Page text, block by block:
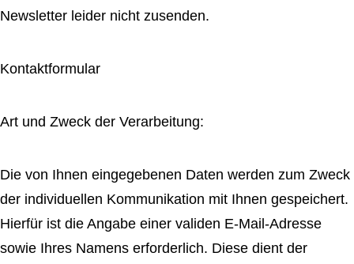
Newsletter leider nicht zusenden.
Kontaktformular
Art und Zweck der Verarbeitung:
Die von Ihnen eingegebenen Daten werden zum Zweck
der individuellen Kommunikation mit Ihnen gespeichert.
Hierfür ist die Angabe einer validen E-Mail-Adresse
sowie Ihres Namens erforderlich. Diese dient der